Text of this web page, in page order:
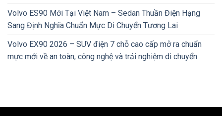
Volvo ES90 Mới Tại Việt Nam – Sedan Thuần Điện Hạng
Sang Định Nghĩa Chuẩn Mực Di Chuyển Tương Lai
Volvo EX90 2026 – SUV điện 7 chỗ cao cấp mở ra chuẩn
mực mới về an toàn, công nghệ và trải nghiệm di chuyển